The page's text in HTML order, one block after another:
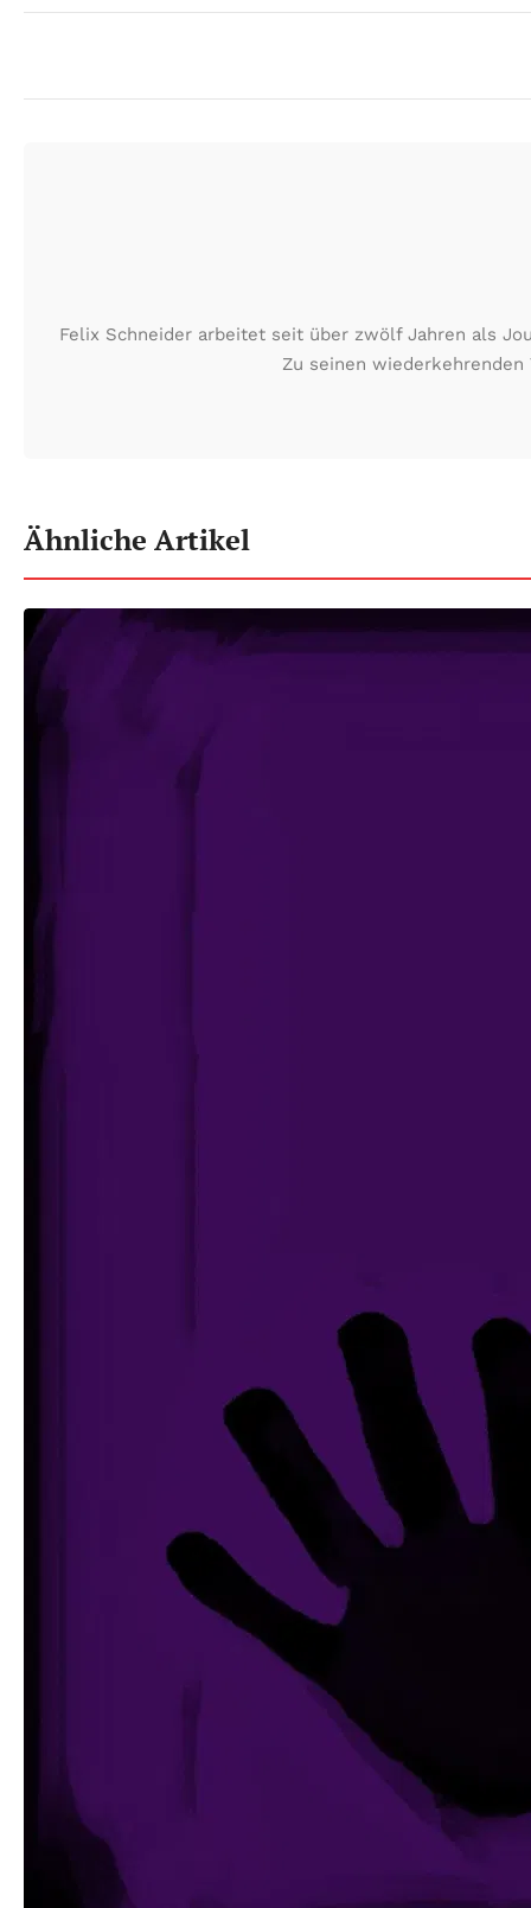
Felix Schneider arbeitet seit über zwölf Jahren als
Zu seinen wiederkehrenden
Ähnliche Artikel